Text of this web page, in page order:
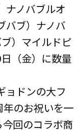
ナノバブルオ
バブ）ナノバ
）マイルドピ
（金）に数量
ョドンの大フ
のお祝いを一
回のコラボ商